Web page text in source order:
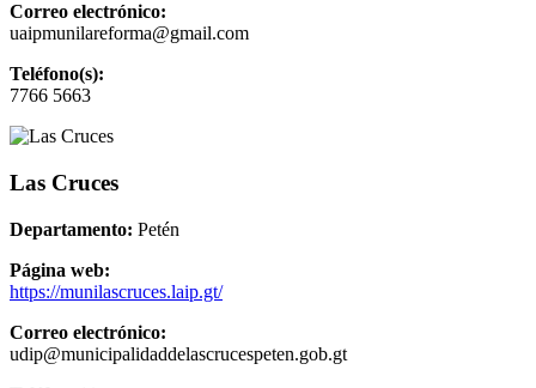
Correo electrónico:
uaipmunilareforma@gmail.com
Teléfono(s):
7766 5663
Las Cruces
Departamento: Petén
Página web:
https://munilascruces.laip.gt/
Correo electrónico:
udip@municipalidaddelascrucespeten.gob.gt